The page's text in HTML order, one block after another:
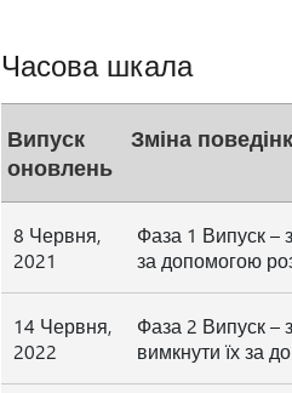
Часова шкала
Випуск
оновлень
Зміна
8 Червня,
2021
Фаза 1 Випуск –
за допомогою
14 Червня,
2022
Фаза 2 Випуск –
вимкнути їх за